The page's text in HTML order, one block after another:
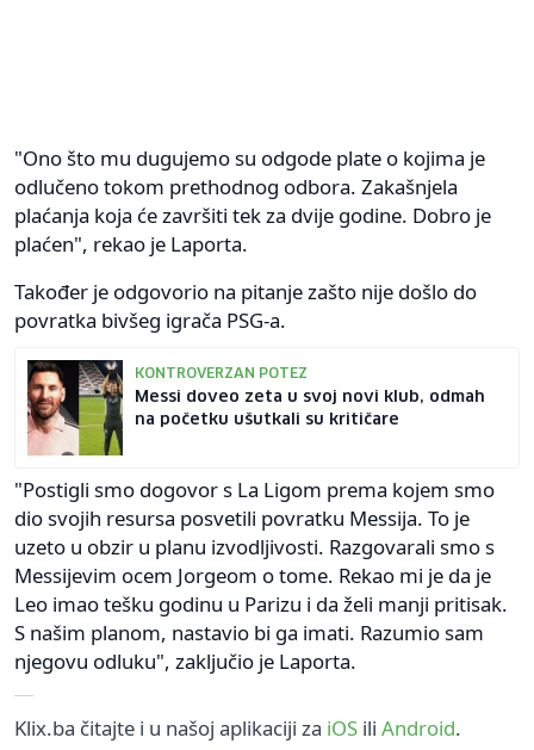
"Ono što mu dugujemo su odgode plate o kojima je
odlučeno tokom prethodnog odbora. Zakašnjela
plaćanja koja će završiti tek za dvije godine. Dobro je
plaćen", rekao je Laporta.
Također je odgovorio na pitanje zašto nije došlo do
povratka bivšeg igrača PSG-a.
KONTROVERZAN POTEZ
Messi doveo zeta u svoj novi klub, odmah
na početku ušutkali su kritičare
"Postigli smo dogovor s La Ligom prema kojem smo
dio svojih resursa posvetili povratku Messija. To je
uzeto u obzir u planu izvodljivosti. Razgovarali smo s
Messijevim ocem Jorgeom o tome. Rekao mi je da je
Leo imao tešku godinu u Parizu i da želi manji pritisak.
S našim planom, nastavio bi ga imati. Razumio sam
njegovu odluku", zaključio je Laporta.
Klix.ba čitajte i u našoj aplikaciji za iOS ili Android.